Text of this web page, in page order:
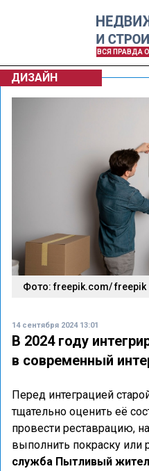
ВСЯ ПРАВДА
ДИЗАЙН
Фото: freepik.com/ freepik
14 сентября 2024 13:01
В 2024 году
в современный
Перед интеграцией
тщательно оценить её
провести реставрацию,
выполнить покраску или
служба Пытливый